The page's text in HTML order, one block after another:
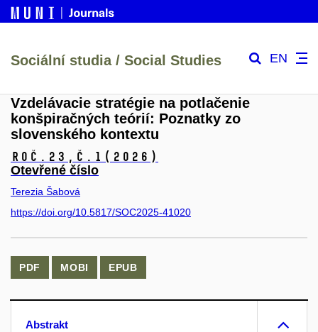
Sociální studia / Social Studies EN
Vzdelávacie stratégie na potlačenie
konšpiračných teórií: Poznatky zo
slovenského kontextu
Roč.23, č.1 (2026)
Otevřené číslo
Terezia Šabová
https://doi.org/10.5817/SOC2025-41020
PDF MOBI EPUB
Abstrakt